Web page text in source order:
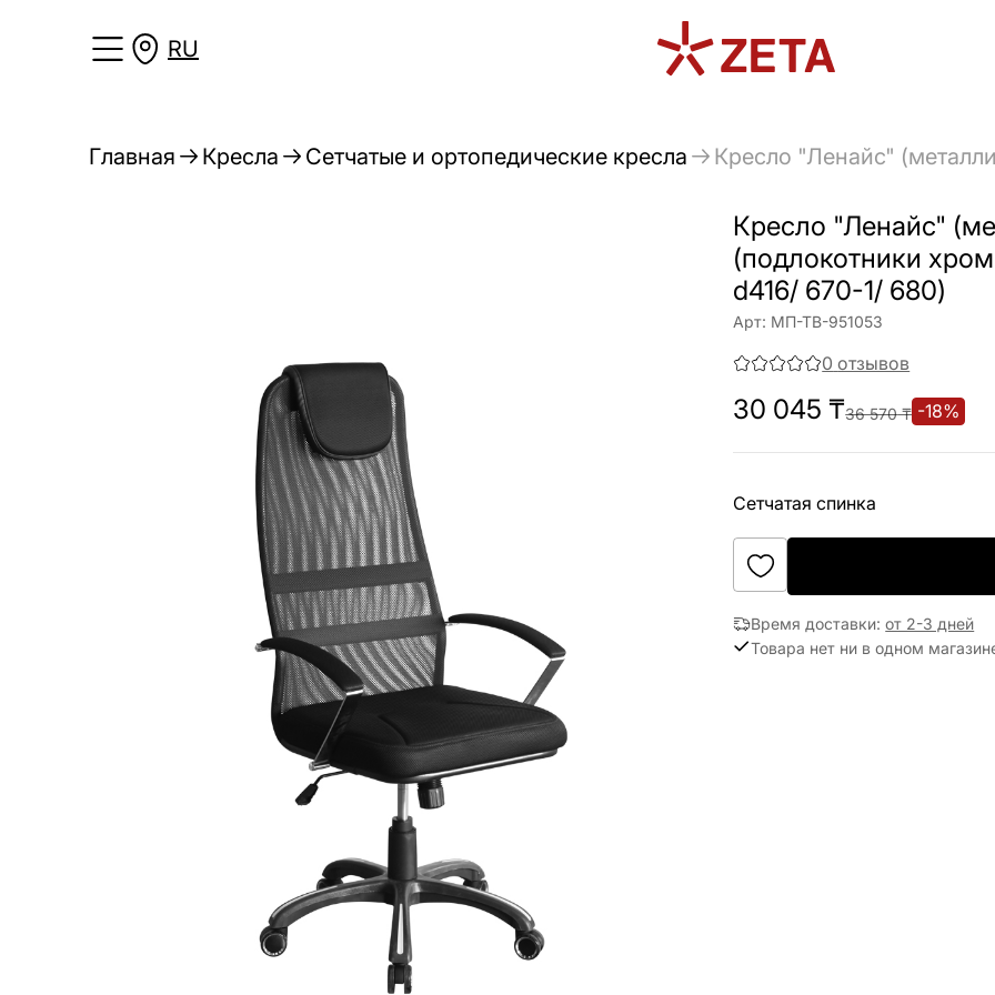
RU
Главная Кресла Сетчатые и ортопедические кресла Кресло "Ленайс"
Кресло "Ленайс"
(подлокотники
d416/ 670-1/ 680)
Арт: МП-ТВ-951053
0 отзывов
30 045 ₸36 570₸ -18%
Сетчатая спинка
Время доставки:от 2-3 дней
Товара нет ни в одном